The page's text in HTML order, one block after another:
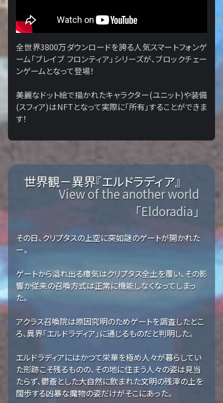
全世界3800万ダウンロードを誇る人気スマートフォンゲ
ーム「ブレイブ フロンティア」シリーズが、ブロックチェー
ンゲームとなって登場！
美麗なドット絵で描かれたキャラクター(ユニット)や装備
(スフィア)はNFTとなって実際に「所有」することができま
す！
世界観－異界『エルドラディア』
View of the another world
「Eldoradia」
その日、クリプタスの上空に突如謎のゲートが開かれた
ー。
ゲートから溢れ出る瘴気はクリプタス全土を覆い、その影
響か従来の召喚方式は正常に機能しなくなってしまっ
た。
アクラス召喚院は原因究明のためゲートを調査したとこ
ろ、異界「エルドラディア」に通じるものだと判明した。
エルドラディアにはかつて栄華を極め人々が暮らしてい
た形跡こそ残るものの、その地に住まう人々の姿は見当
たらず、鬱蒼とした大自然に飲まれた文明の残滓の上を
闊歩する凶暴な魔物の姿だけがそこにあった。